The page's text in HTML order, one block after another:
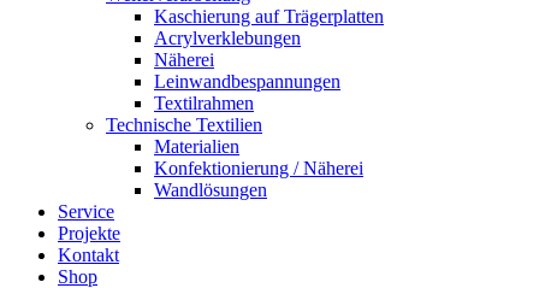
Kaschierung auf Trägerplatten
Acrylverklebungen
Näherei
Leinwandbespannungen
Textilrahmen
Technische Textilien
Materialien
Konfektionierung / Näherei
Wandlösungen
Service
Projekte
Kontakt
Shop